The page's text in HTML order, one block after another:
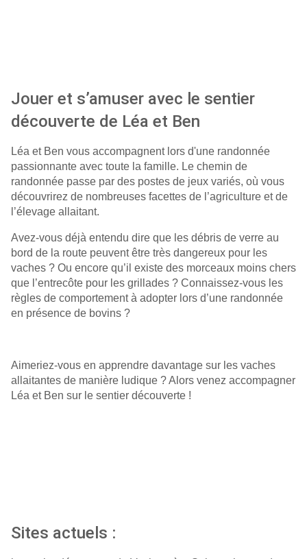
Jouer et s’amuser avec le sentier
découverte de Léa et Ben
Léa et Ben vous accompagnent lors d'une randonnée
passionnante avec toute la famille. Le chemin de
randonnée passe par des postes de jeux variés, où vous
découvrirez de nombreuses facettes de l’agriculture et de
l’élevage allaitant.
Avez-vous déjà entendu dire que les débris de verre au
bord de la route peuvent être très dangereux pour les
vaches ? Ou encore qu’il existe des morceaux moins chers
que l’entrecôte pour les grillades ? Connaissez-vous les
règles de comportement à adopter lors d’une randonnée
en présence de bovins ?
Aimeriez-vous en apprendre davantage sur les vaches
allaitantes de manière ludique ? Alors venez accompagner
Léa et Ben sur le sentier découverte !
Sites actuels :